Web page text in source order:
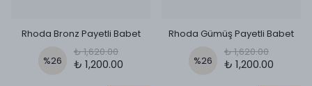
Rhoda Bronz Payetli Babet
%26
₺ 1,620.00
₺ 1,200.00
Rhoda Gümüş Payetli Babet
%26
₺ 1,620.00
₺ 1,200.00